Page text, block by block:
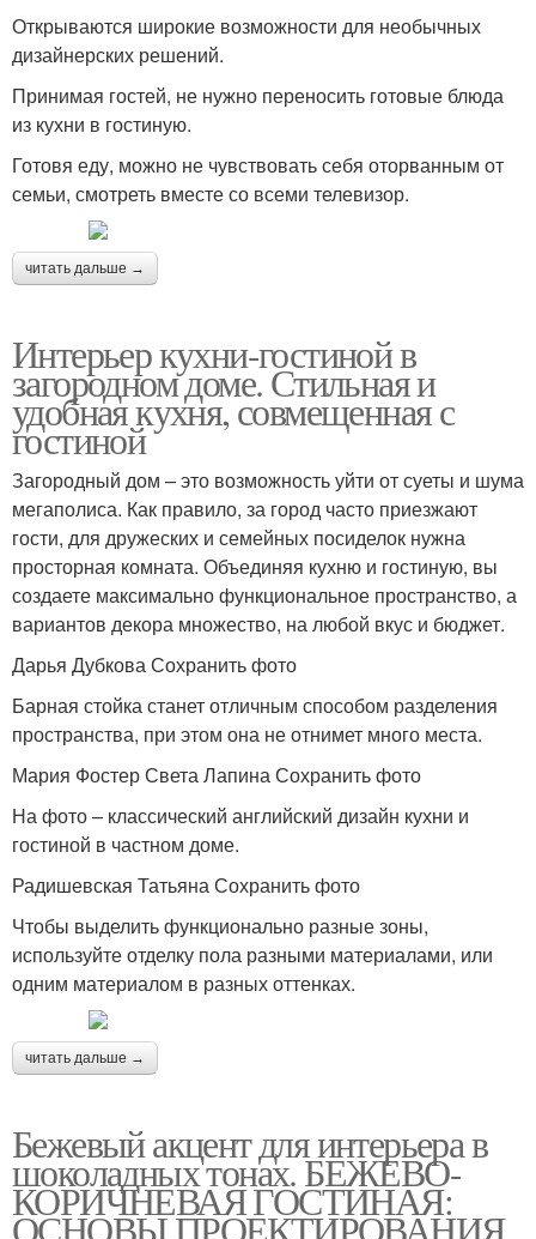
Открываются широкие возможности для необычных
дизайнерских решений.
Принимая гостей, не нужно переносить готовые блюда
из кухни в гостиную.
Готовя еду, можно не чувствовать себя оторванным от
семьи, смотреть вместе со всеми телевизор.
читать дальше →
Интерьер кухни-гостиной в
загородном доме. Стильная и
удобная кухня, совмещенная с
гостиной
Загородный дом – это возможность уйти от суеты и шума
мегаполиса. Как правило, за город часто приезжают
гости, для дружеских и семейных посиделок нужна
просторная комната. Объединяя кухню и гостиную, вы
создаете максимально функциональное пространство, а
вариантов декора множество, на любой вкус и бюджет.
Дарья Дубкова Сохранить фото
Барная стойка станет отличным способом разделения
пространства, при этом она не отнимет много места.
Мария Фостер Света Лапина Сохранить фото
На фото – классический английский дизайн кухни и
гостиной в частном доме.
Радишевская Татьяна Сохранить фото
Чтобы выделить функционально разные зоны,
используйте отделку пола разными материалами, или
одним материалом в разных оттенках.
читать дальше →
Бежевый акцент для интерьера в
шоколадных тонах. БЕЖЕВО-
КОРИЧНЕВАЯ ГОСТИНАЯ: